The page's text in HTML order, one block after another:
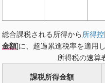
総合課税される所得から 所得
金額]に、超過累進税率を適用し
所得税の速算
課税所得金額